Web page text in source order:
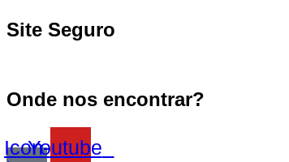
Site Seguro
Onde nos encontrar?
Icon-Youtube